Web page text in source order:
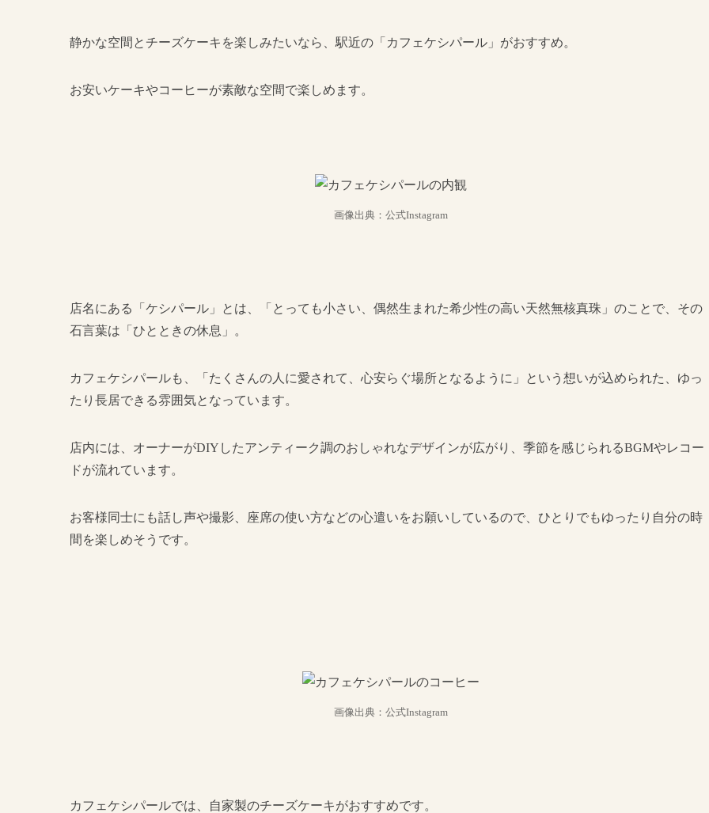
静かな空間とチーズケーキを楽しみたいなら、駅近の「カフェケシパール」がおすすめ。
お安いケーキやコーヒーが素敵な空間で楽しめます。
画像出典：公式Instagram
店名にある「ケシパール」とは、「とっても小さい、偶然生まれた希少性の高い天然無核真珠」のことで、その
石言葉は「ひとときの休息」。
カフェケシパールも、「たくさんの人に愛されて、心安らぐ場所となるように」という想いが込められた、ゆっ
たり長居できる雰囲気となっています。
店内には、オーナーがDIYしたアンティーク調のおしゃれなデザインが広がり、季節を感じられるBGMやレコー
ドが流れています。
お客様同士にも話し声や撮影、座席の使い方などの心遣いをお願いしているので、ひとりでもゆったり自分の時
間を楽しめそうです。
画像出典：公式Instagram
カフェケシパールでは、自家製のチーズケーキがおすすめです。